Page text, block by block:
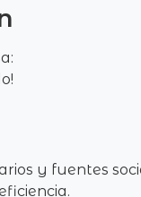
y fuentes